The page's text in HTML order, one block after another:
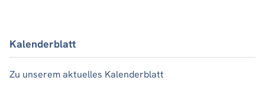
Kalenderblatt
Zu unserem aktuelles Kalenderblatt